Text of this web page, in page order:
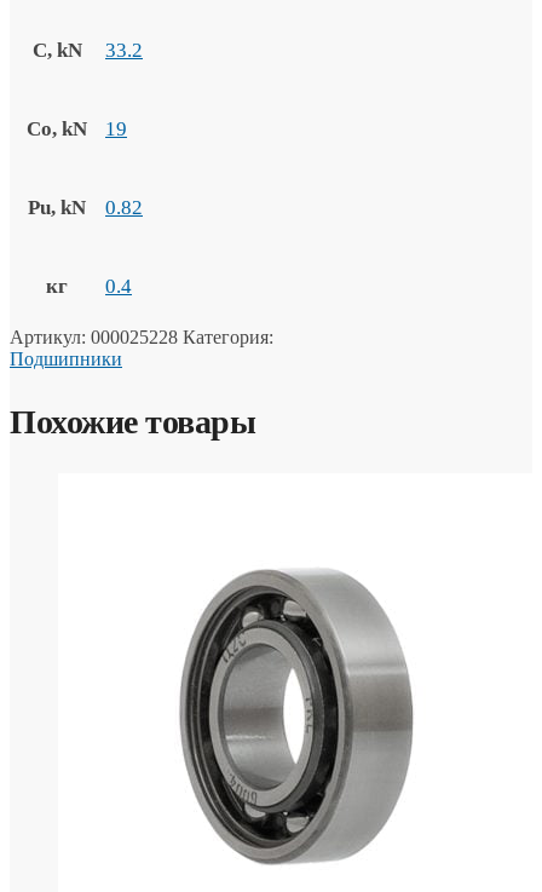
C, kN 33.2
Co, kN 19
Pu, kN 0.82
кг 0.4
Артикул: 000025228 Категория:
Подшипники
Похожие товары